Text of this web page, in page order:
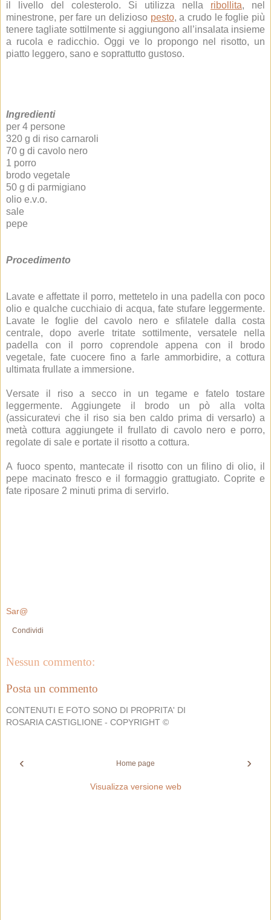
il livello del colesterolo. Si utilizza nella ribollita, nel
minestrone, per fare un delizioso pesto, a crudo le foglie più
tenere tagliate sottilmente si aggiungono all’insalata insieme
a rucola e radicchio. Oggi ve lo propongo nel risotto, un
piatto leggero, sano e soprattutto gustoso.
Ingredienti
per 4 persone
320 g di riso carnaroli
70 g di cavolo nero
1 porro
brodo vegetale
50 g di parmigiano
olio e.v.o.
sale
pepe
Procedimento
Lavate e affettate il porro, mettetelo in una padella con poco
olio e qualche cucchiaio di acqua, fate stufare leggermente.
Lavate le foglie del cavolo nero e sfilatele dalla costa
centrale, dopo averle tritate sottilmente, versatele nella
padella con il porro coprendole appena con il brodo
vegetale, fate cuocere fino a farle ammorbidire, a cottura
ultimata frullate a immersione.
Versate il riso a secco in un tegame e fatelo tostare
leggermente. Aggiungete il brodo un pò alla volta
(assicuratevi che il riso sia ben caldo prima di versarlo) a
metà cottura aggiungete il frullato di cavolo nero e porro,
regolate di sale e portate il risotto a cottura.
A fuoco spento, mantecate il risotto con un filino di olio, il
pepe macinato fresco e il formaggio grattugiato. Coprite e
fate riposare 2 minuti prima di servirlo.
Sar@
Condividi
Nessun commento:
Posta un commento
CONTENUTI E FOTO SONO DI PROPRITA' DI
ROSARIA CASTIGLIONE - COPYRIGHT ©
‹ ›
Home page
Visualizza versione web